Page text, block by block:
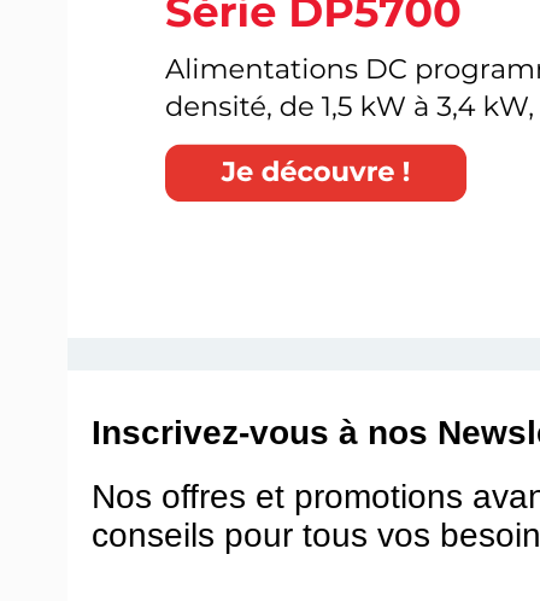
Inscrivez-vous à nos
Nos offres et promotions
conseils pour tous vos